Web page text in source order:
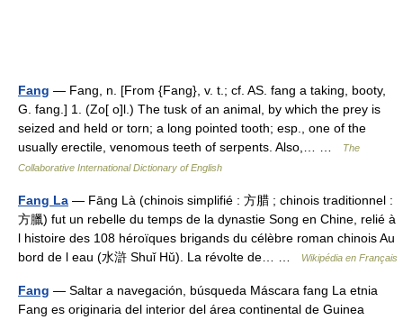
Fang — Fang, n. [From {Fang}, v. t.; cf. AS. fang a taking, booty,
G. fang.] 1. (Zo[ o]l.) The tusk of an animal, by which the prey is
seized and held or torn; a long pointed tooth; esp., one of the
usually erectile, venomous teeth of serpents. Also,… …
The
Collaborative International Dictionary of English
Fang La — Fāng Là (chinois simplifié : 方腊 ; chinois traditionnel :
方臘) fut un rebelle du temps de la dynastie Song en Chine, relié à
l histoire des 108 héroïques brigands du célèbre roman chinois Au
bord de l eau (水滸 Shuǐ Hǔ). La révolte de… …
Wikipédia en Français
Fang — Saltar a navegación, búsqueda Máscara fang La etnia
Fang es originaria del interior del área continental de Guinea